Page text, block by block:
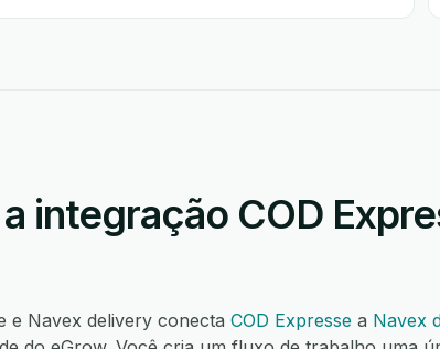
integração COD
e Navex delivery conecta COD Expresse a Navex